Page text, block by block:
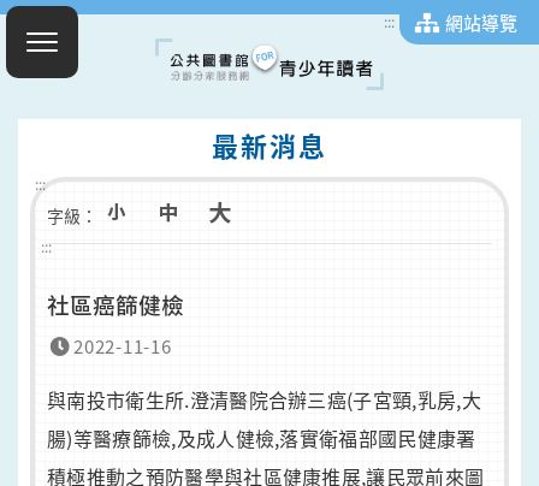
::: 網站導覽
最新消息
:::
字級：
:::
社區癌篩健檢
2022-11-16
與南投市衛生所.澄清醫院合辦三癌(子宮頸,乳房,大
腸)等醫療篩檢,及成人健檢,落實衛福部國民健康署
積極推動之預防醫學與社區健康推展,讓民眾前來圖